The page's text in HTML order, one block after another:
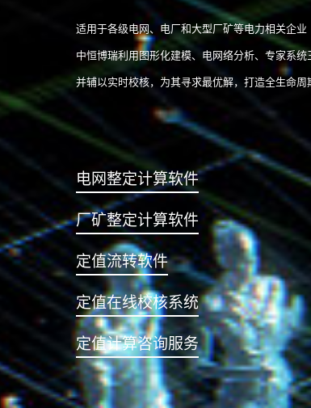
适用于各级电网、电厂和大型厂矿等电力相关企业
中恒博瑞利用图形化建模、电网络分析、专家系
并辅以实时校核，为其寻求最优解，打造全生命
电网整定计算软件
厂矿整定计算软件
定值流转软件
定值在线校核系统
定值计算咨询服务